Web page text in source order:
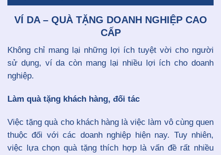
VÍ DA – QUÀ TẶNG DOANH NGHIỆP CAO
CẤP
Không chỉ mang lại những lợi ích tuyệt vời cho người
sử dụng, ví da còn mang lại nhiều lợi ích cho doanh
nghiệp.
Làm quà tặng khách hàng, đối tác
Việc tặng quà cho khách hàng là việc làm vô cùng quen
thuộc đối với các doanh nghiệp hiện nay. Tuy nhiên,
việc lựa chọn quà tặng thích hợp là vấn đề rất nhiều